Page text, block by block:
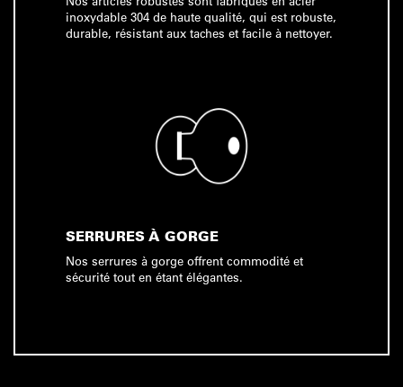
inoxydable 304 de haute qualité, qui est robuste,
durable, résistant aux taches et facile à nettoyer.
SERRURES À GORGE
Nos serrures à gorge offrent commodité et
sécurité tout en étant élégantes.